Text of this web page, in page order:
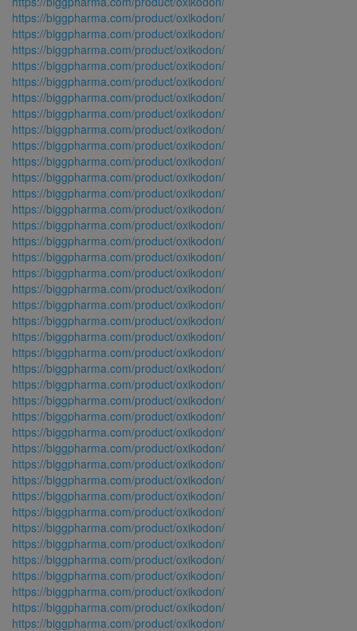
https://biggpharma.com/product/oxikodon/
https://biggpharma.com/product/oxikodon/
https://biggpharma.com/product/oxikodon/
https://biggpharma.com/product/oxikodon/
https://biggpharma.com/product/oxikodon/
https://biggpharma.com/product/oxikodon/
https://biggpharma.com/product/oxikodon/
https://biggpharma.com/product/oxikodon/
https://biggpharma.com/product/oxikodon/
https://biggpharma.com/product/oxikodon/
https://biggpharma.com/product/oxikodon/
https://biggpharma.com/product/oxikodon/
https://biggpharma.com/product/oxikodon/
https://biggpharma.com/product/oxikodon/
https://biggpharma.com/product/oxikodon/
https://biggpharma.com/product/oxikodon/
https://biggpharma.com/product/oxikodon/
https://biggpharma.com/product/oxikodon/
https://biggpharma.com/product/oxikodon/
https://biggpharma.com/product/oxikodon/
https://biggpharma.com/product/oxikodon/
https://biggpharma.com/product/oxikodon/
https://biggpharma.com/product/oxikodon/
https://biggpharma.com/product/oxikodon/
https://biggpharma.com/product/oxikodon/
https://biggpharma.com/product/oxikodon/
https://biggpharma.com/product/oxikodon/
https://biggpharma.com/product/oxikodon/
https://biggpharma.com/product/oxikodon/
https://biggpharma.com/product/oxikodon/
https://biggpharma.com/product/oxikodon/
https://biggpharma.com/product/oxikodon/
https://biggpharma.com/product/oxikodon/
https://biggpharma.com/product/oxikodon/
https://biggpharma.com/product/oxikodon/
https://biggpharma.com/product/oxikodon/
https://biggpharma.com/product/oxikodon/
https://biggpharma.com/product/oxikodon/
https://biggpharma.com/product/oxikodon/